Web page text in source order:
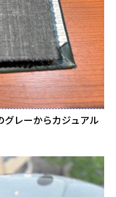
レーからカジュアル